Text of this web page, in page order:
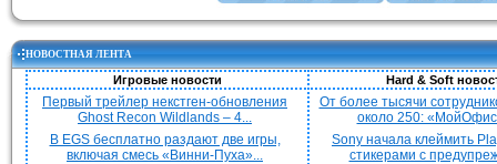
НОВОСТНАЯ ЛЕНТА
Игровые новости Hard & Soft
Первый трейлер некстген-обновления
Ghost Recon Wildlands – 4...
В EGS бесплатно раздают две игры,
включая смесь «Винни-Пуха»...
От более тысячи
около 250:
Sony начала клеймить
стикерами с